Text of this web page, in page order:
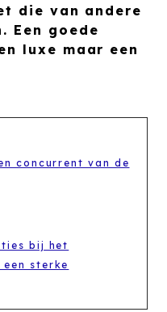
die van andere
Een goede
luxe maar een
concurrent van de
bij het
sterke